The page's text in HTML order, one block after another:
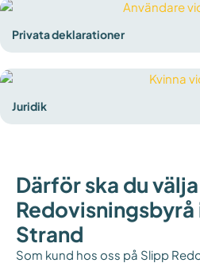
Privata deklarationer
Juridik
Därför ska du
Redovisningsbyrå
Strand
Som kund hos oss på Slipp